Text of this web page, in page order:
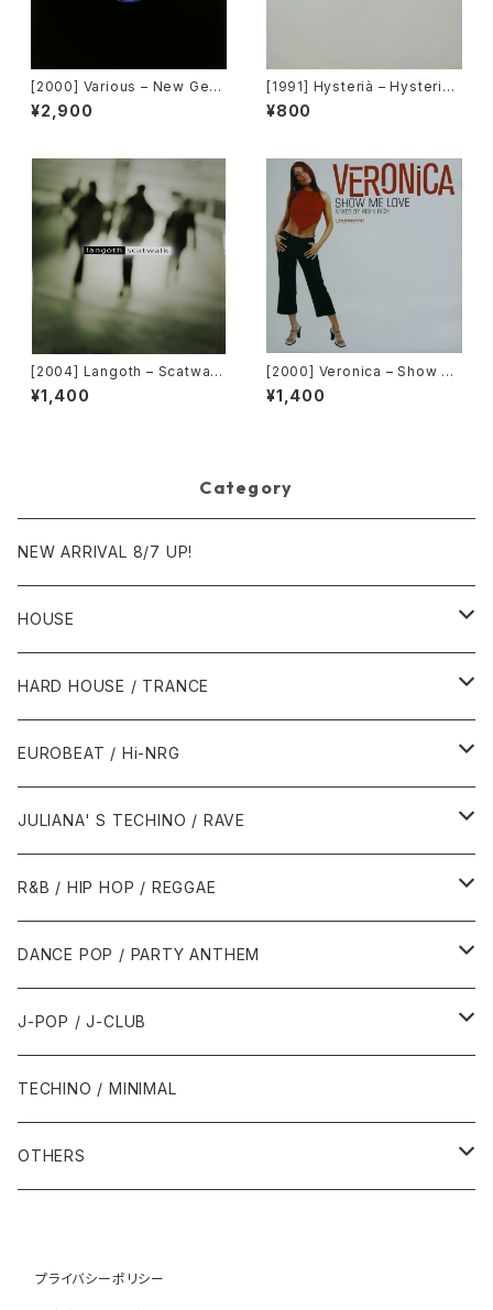
[2000] Various – New Gen
eration / Back To The "Dis
co" ~私もDiscoへ連れていっ
¥2,900
[1991] Hysterià – Hysteria
(There's No Reason To Be
Disturbed) [T.A.O.B. Danc
¥800
[2004] Langoth – Scatwalk
[Sunshine Enterprises]
¥1,400
[2000] Veronica – Show M
e Love [Urbanstar]
¥1,400
Category
NEW ARRIVAL 8/7 UP!
HOUSE
1980年代
1987年・以前
1988年
1990年代
1990年
1991年
1995年
1996年
2000年代
2000年
2001年
2005年
2010年代
2010年
2011年
HARD HOUSE / TRANCE
1990年代
1994年・以前
1995年
1999年
2000年代
2000年
2001年
2005年
EUROBEAT / Hi-NRG
1980年代
1986年・以前
1987年
1990年代
1990年
1991年
2000年代
JULIANA' S TECHINO / RAVE
1990年代
1990年
1991年
2000年代
2000年
2001年
R&B / HIP HOP / REGGAE
1980年代
1985年・以前
1986年
1990年代
1990年
1991年
1993年
2000年代
2000年
2002年
DANCE POP / PARTY ANTHEM
1980年代
1988年・以前
1989年
1990年代
1990年
1992年
2000年代
2001年
J-POP / J-CLUB
1980年代
1990年代
1991年
2000年
TECHINO / MINIMAL
OTHERS
1985年・以前
1990年代
プライバシーポリシー